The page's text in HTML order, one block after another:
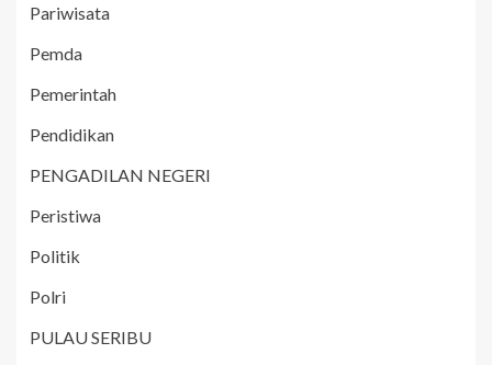
Pariwisata
Pemda
Pemerintah
Pendidikan
PENGADILAN NEGERI
Peristiwa
Politik
Polri
PULAU SERIBU